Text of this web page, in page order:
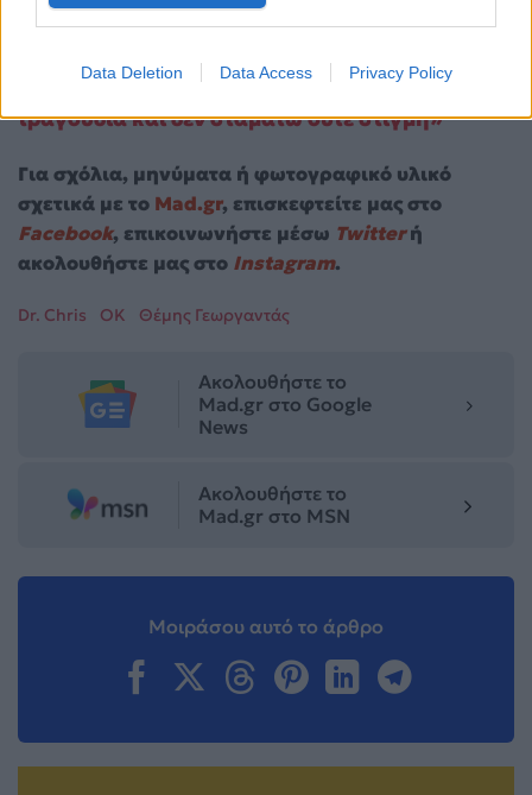
Data Deletion Data Access Privacy Policy
H Μελίνα Ασλανίδου στο ΟΚ!: «Ετοιμάζω νέα
τραγούδια και δεν σταματώ ούτε στιγμή»
Για σχόλια, μηνύματα ή φωτογραφικό υλικό
σχετικά με το Mad.gr, επισκεφτείτε μας στο
Facebook, επικοινωνήστε μέσω Twitterή
ακολουθήστε μας στο Instagram.
Dr. Chris OK Θέμης Γεωργαντάς
Ακολουθήστε το
Mad.gr στο Google
News
Ακολουθήστε το
Mad.gr στο MSN
Μοιράσου αυτό το άρθρο